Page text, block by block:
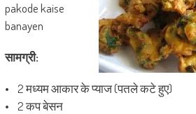
pakode kaise
banayen
सामग्री:
• 2 मध्यम आकार के प्याज (पतले कटे हुए)
• 2 कप बेसन